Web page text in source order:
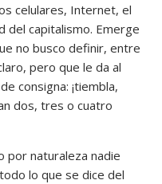
celulares, Internet, el
del capitalismo. Emerge
no busco definir, entre
pero que le da al
consigna: ¡tiembla,
dos, tres o cuatro
por naturaleza nadie
lo que se dice del